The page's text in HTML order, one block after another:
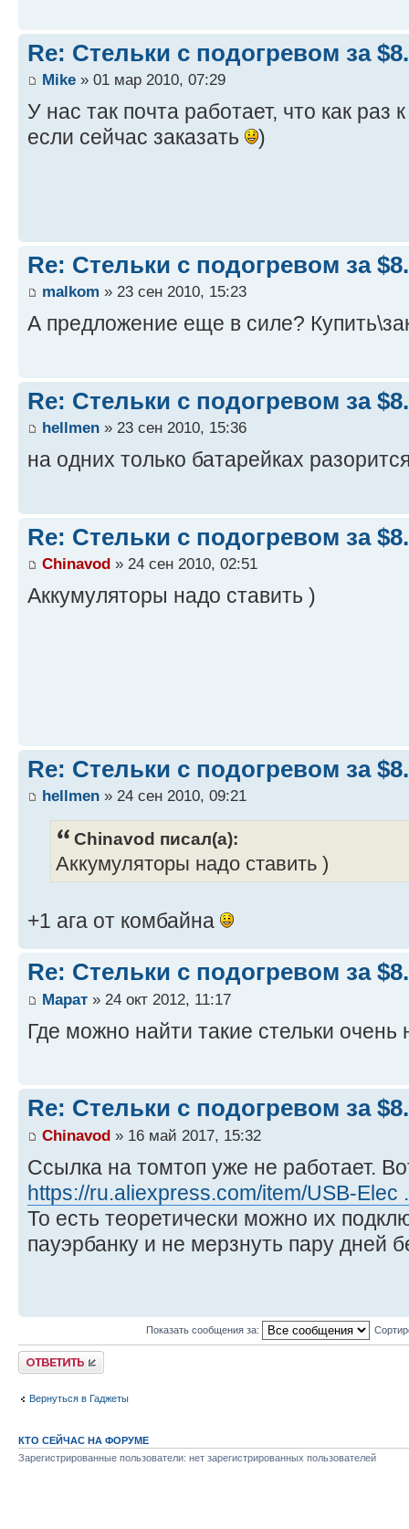
Re: Стельки с подогревом за
Mike » 01 мар 2010, 07:29
У нас так почта работает, что как
если сейчас заказать
)
Re: Стельки с подогревом за
malkom » 23 сен 2010, 15:23
А предложение еще в силе?
Re: Стельки с подогревом за
hellmen » 23 сен 2010, 15:36
на одних только батарейках
Re: Стельки с подогревом за
Chinavod » 24 сен 2010, 02:51
Аккумуляторы надо ставить )
Re: Стельки с подогревом за
hellmen » 24 сен 2010, 09:21
Chinavod писал(а):
Аккумуляторы надо ставить )
+1 ага от комбайна
Re: Стельки с подогревом за
Марат » 24 окт 2012, 11:17
Где можно найти такие стельки
Re: Стельки с подогревом за
Chinavod » 16 май 2017, 15:32
Ссылка на томтоп уже не работает.
https://ru.aliexpress.com/item/USB-Elec
То есть теоретически можно их
пауэрбанку и не мерзнуть пару дней
Показать сообщения за:
Комментировать
Вернуться в Гаджеты
КТО СЕЙЧАС НА ФОРУМЕ
Зарегистрированные пользователи: нет зарегистрированных пользователей